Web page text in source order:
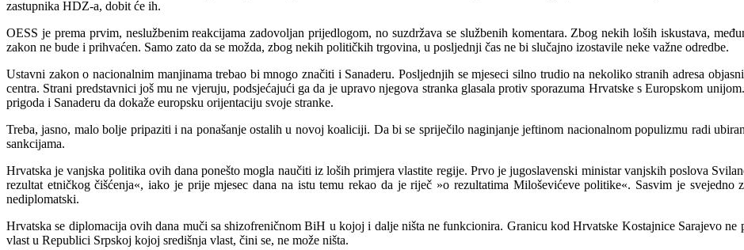
zastupnika HDZ-a, dobit će ih.
OESS je prema prvim, neslužbenim reakcijama zadovoljan prijedlogom, no suzdržava se službenih komentara. Zbog nekih loših iskustava,
zakon ne bude i prihvaćen. Samo zato da se možda, zbog nekih političkih trgovina, u posljednji čas ne bi slučajno izostavile neke važne odredbe.
Ustavni zakon o nacionalnim manjinama trebao bi mnogo značiti i Sanaderu. Posljednjih se mjeseci silno trudio na nekoliko stranih adresa
centra. Strani predstavnici još mu ne vjeruju, podsjećajući ga da je upravo njegova stranka glasala protiv sporazuma Hrvatske s Europskom
prigoda i Sanaderu da dokaže europsku orijentaciju svoje stranke.
Treba, jasno, malo bolje pripaziti i na ponašanje ostalih u novoj koaliciji. Da bi se spriječilo naginjanje jeftinom nacionalnom populizmu radi
sankcijama.
Hrvatska je vanjska politika ovih dana ponešto mogla naučiti iz loših primjera vlastite regije. Prvo je jugoslavenski ministar vanjskih poslova
rezultat etničkog čišćenja«, iako je prije mjesec dana na istu temu rekao da je riječ »o rezultatima Miloševićeve politike«. Sasvim je svejedno
nediplomatski.
Hrvatska se diplomacija ovih dana muči sa shizofreničnom BiH u kojoj i dalje ništa ne funkcionira. Granicu kod Hrvatske Kostajnice Sarajevo ne
vlast u Republici Srpskoj kojoj središnja vlast, čini se, ne može ništa.